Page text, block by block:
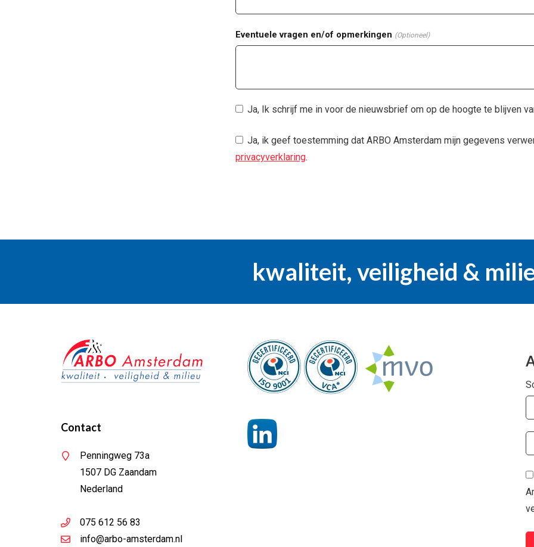
Eventuele vragen en/of opmerkingen (Optioneel)
Ja, Ik schrijf me in voor de nieuwsbrief om op de hoogte te blijven
Ja, ik geef toestemming dat ARBO Amsterdam mijn gegevens
privacyverklaring.
kwaliteit, veiligheid &
Contact
Penningweg 73a
1507 DG Zaandam
Nederland
075 612 56 83
info@arbo-amsterdam.nl